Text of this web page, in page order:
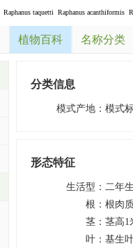
Raphanus taquetti Raphanus acanthiformis
植物百科 名称分类
分类信息
模式产地 ： 模式
形态特征
生活型 ： 二年
根 ： 根肉
茎 ： 茎高1
叶 ： 基生